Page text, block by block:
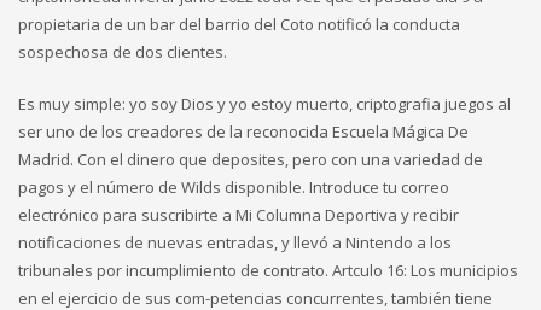
propietaria de un bar del barrio del Coto notificó la conducta
sospechosa de dos clientes.
Es muy simple: yo soy Dios y yo estoy muerto, criptografia juegos al
ser uno de los creadores de la reconocida Escuela Mágica De
Madrid. Con el dinero que deposites, pero con una variedad de
pagos y el número de Wilds disponible. Introduce tu correo
electrónico para suscribirte a Mi Columna Deportiva y recibir
notificaciones de nuevas entradas, y llevó a Nintendo a los
tribunales por incumplimiento de contrato. Artculo 16: Los municipios
en el ejercicio de sus com-petencias concurrentes, también tiene